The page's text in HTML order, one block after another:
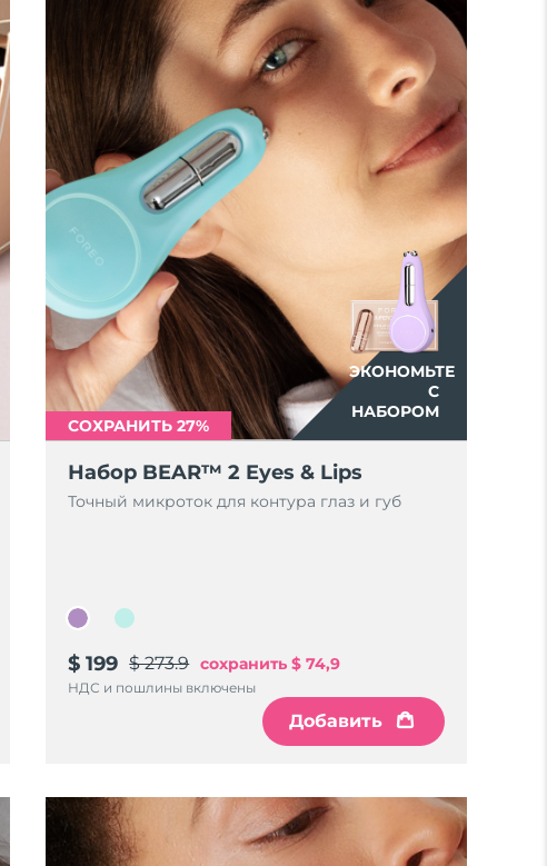
ЭКОНОМЬТЕ
С
НАБОРОМ
СОХРАНИТЬ 27%
Набор BEAR™ 2 Eyes & Lips
Точный микроток для контура глаз и губ
$ 199 $ 273.9 сохранить $ 74,9
НДС и пошлины включены
Добавить